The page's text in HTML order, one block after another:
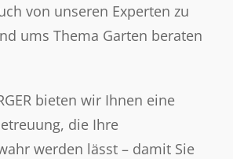
von unseren Experten zu
ums Thema Garten beraten
bieten wir Ihnen eine
die Ihre
werden lässt – damit Sie